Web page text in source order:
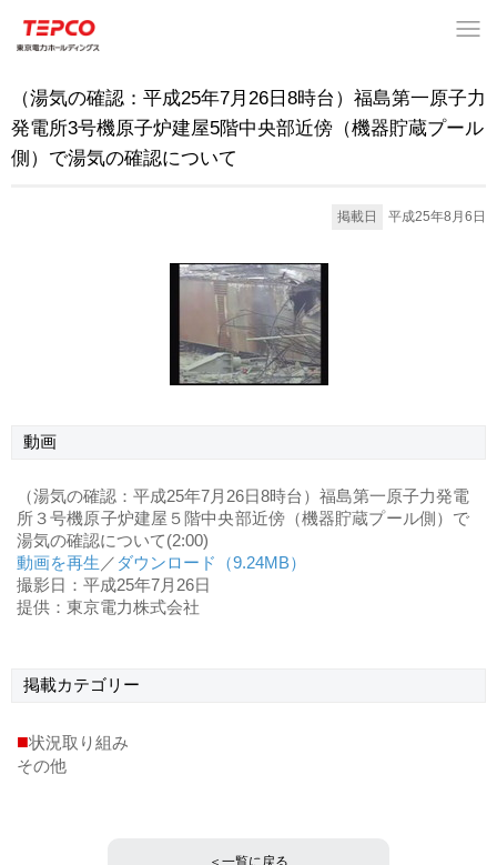
（湯気の確認：平成25年7月26日8時台）福島第一原子力
発電所3号機原子炉建屋5階中央部近傍（機器貯蔵プール
側）で湯気の確認について
掲載日 平成25年8月6日
動画
（湯気の確認：平成25年7月26日8時台）福島第一原子力発電
所３号機原子炉建屋５階中央部近傍（機器貯蔵プール側）で
湯気の確認について(2:00)
動画を再生 ／ ダウンロード（9.24MB）
撮影日：平成25年7月26日
提供：東京電力株式会社
掲載カテゴリー
■状況取り組み
その他
＜一覧に戻る